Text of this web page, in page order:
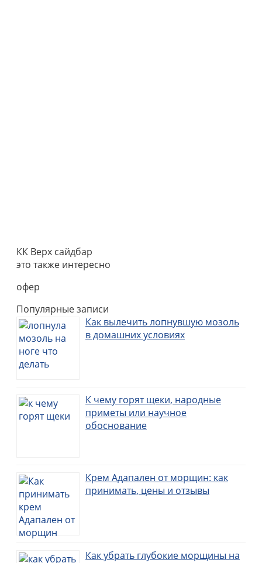
КК Верх сайдбар
это также интересно
офер
Популярные записи
Как вылечить лопнувшую мозоль
в домашних условиях
К чему горят щеки, народные
приметы или научное
обоснование
Крем Адапален от морщин: как
принимать, цены и отзывы
Как убрать глубокие морщины на